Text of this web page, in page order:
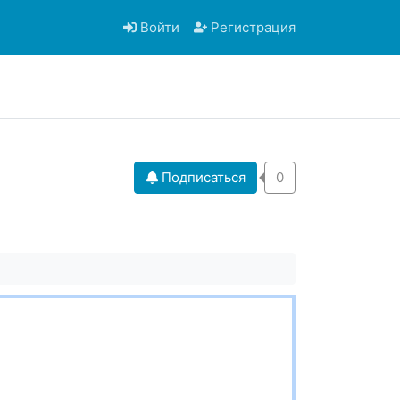
Войти Регистрация
Подписаться 0